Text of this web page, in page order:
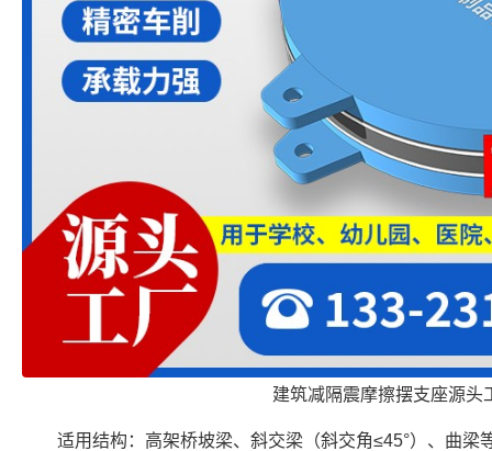
建筑减隔震摩擦摆支座源头
适用结构：高架桥坡梁、斜交梁（斜交角≤45°）、曲梁